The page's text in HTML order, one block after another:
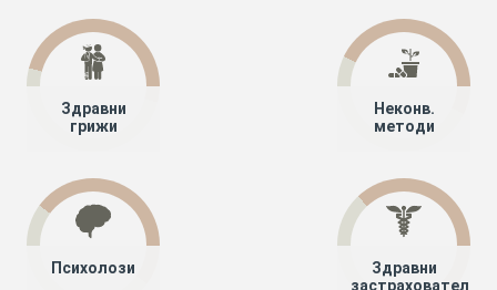
Здравни
грижи
Неконв.
методи
Психолози
Здравни
застрахователи